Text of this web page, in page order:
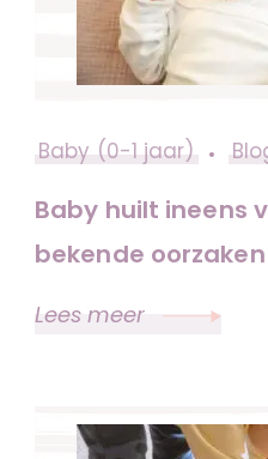
Baby (0-1 jaar)
Baby huilt ineens
bekende oorzaken
Lees meer